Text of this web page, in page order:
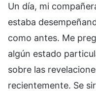
Un día, mi
estaba
como antes. Me
algún estado
sobre las
recientemente. Se